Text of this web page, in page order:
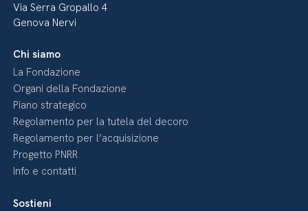
Via Serra Gropallo 4
Genova Nervi
Chi siamo
La Fondazione
Organi della Fondazione
Piano strategico
Regolamento per la tutela del decoro
Regolamento per l’acquisizione
Progetto PNRR
Info e contatti
Sostieni